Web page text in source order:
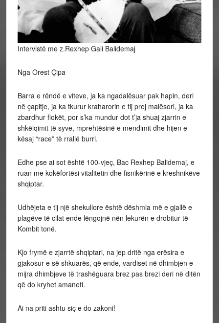
Intervistë me z.Rexhep Gali Balidemaj
Nga Orest Çipa
Barra e rëndë e viteve, ja ka ngadalësuar pak hapin, deri
në çapitje, ja ka tkurur kraharorin e tij prej malësori, ja ka
zbardhur flokët, por s’ka mundur dot t’ja shuaj zjarrin e
shkëlqimit të syve, mprehtësinë e mendimit dhe hijen e
kësaj “race” të rrallë burri.
Edhe pse ai sot është 100-vjeç, Bac Rexhep Balidemaj, e
ruan me kokëfortësi vitalitetin dhe fisnikërinë e kreshnikëve
shqiptar.
Udhëjeta e tij një shekullore është dëshmia më e gjallë e
plagëve të cilat ende lëngojnë nën lekurën e drobitur të
Kombit tonë.
Kjo frymë e zjarrtë shqiptari, na jep dritë nga erësira e
gjakosur e së shkuarës, që ende, vardiset në dhimbjen e
mijra dhimbjeve të trashëguara brez pas brezi deri në ditën
që do kryhet amaneti.
Ai na priti ashtu siç e do zakoni!